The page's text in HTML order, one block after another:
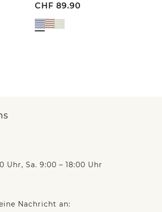
CHF 89.90
Uhr, Sa. 9:00 – 18:00 Uhr
Nachricht an: